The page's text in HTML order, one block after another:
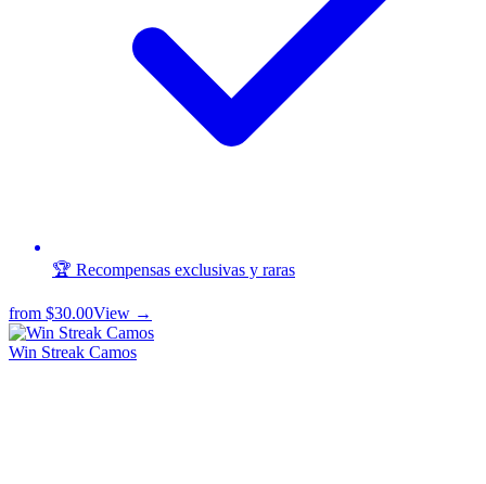
🏆 Recompensas exclusivas y raras
from $30.00View →
Win Streak Camos